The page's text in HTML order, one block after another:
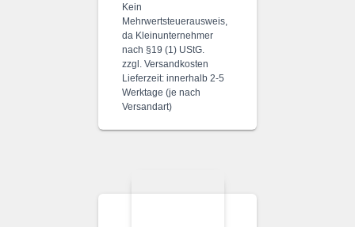
war:
28,30 €
ist:
22,50 €.
Kein
Mehrwertsteuerausweis,
da Kleinunternehmer
nach §19 (1) UStG.
zzgl. Versandkosten
Lieferzeit: innerhalb 2-5
Werktage (je nach
Versandart)